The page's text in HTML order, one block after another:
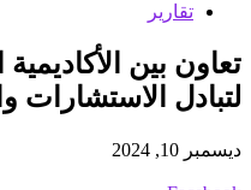
تقارير
لتبادل الاستشارات
ديسمبر 10, 2024